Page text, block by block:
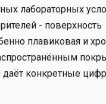
лабораторных
- поверхность
плавиковая и
даёт конкретные